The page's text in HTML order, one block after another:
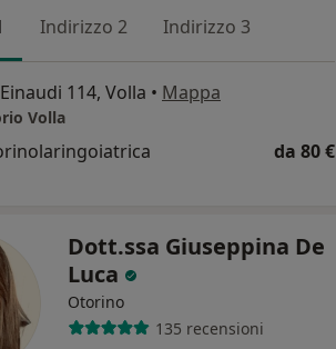
Indirizzo 2 Indirizzo 3
114, Volla • Mappa
Volla
da 80 €
Dott.ssa Giuseppina De
Luca
Otorino
135 recensioni